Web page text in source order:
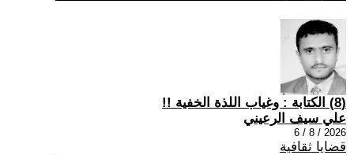
(8) الكتابة : وغياب اللذة الخفية !!
علي سيف الرعيني
2026 / 8 / 6
قضايا ثقافية